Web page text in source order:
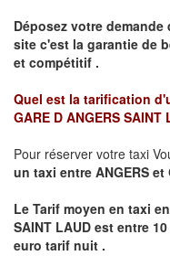
Déposez votre
site c'est la garantie de
et compétitif .
Quel est la tarification
GARE D ANGERS SAINT
Pour réserver votre taxi
un taxi entre ANGERS et
Le Tarif moyen en taxi
SAINT LAUD est entre
euro tarif nuit .